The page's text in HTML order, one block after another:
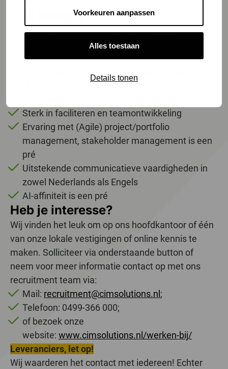
Voorkeuren aanpassen
Alles toestaan
Details tonen
Wat breng jij mee?
Een afgeronde hbo‑ of wo‑opleiding met een
sterke ICT-component
Minimaal vijf jaar ervaring als Scrum Master /
Sterk in faciliteren en teamontwikkeling
Ervaring met (Agile) project/portfolio
management, stakeholder management is een
pré
Uitstekende communicatieve vaardigheden in
zowel Nederlands als Engels
AI-affiniteit is een pré
Heb je interesse?
Wij vinden het leuk om op ons hoofdkantoor of één
van onze lokale vestigingen of online kennis te
maken. Solliciteer via onderstaande button of
neem voor meer informatie contact op met ons
recruitment team via:
Mail: recruitment@cimsolutions.nl ;
Telefoon: 0499-366 000;
of bezoek onze
website: www.cimsolutions.nl/werken-bij/
Leveranciers, let op!
Wij waarderen het contact met iedereen! Echter